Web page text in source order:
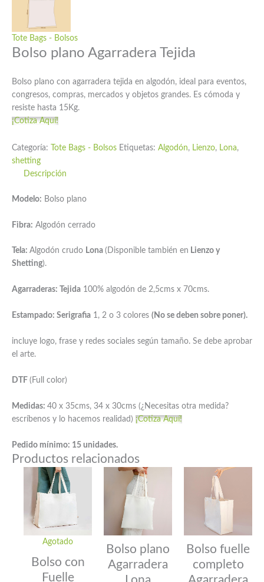
Tote Bags - Bolsos
Bolso plano Agarradera Tejida
Bolso plano con agarradera tejida en algodón, ideal para eventos,
congresos, compras, mercados y objetos grandes. Es cómoda y
resiste hasta 15Kg.
¡Cotiza Aquí!
Categoría: Tote Bags - Bolsos Etiquetas: Algodón, Lienzo, Lona,
shetting
Descripción
Modelo: Bolso plano
Fibra: Algodón cerrado
Tela: Algodón crudo Lona (Disponible también en Lienzo y
Shetting).
Agarraderas: Tejida 100% algodón de 2,5cms x 70cms.
Estampado: Serigrafia 1, 2 o 3 colores (No se deben sobre poner).
incluye logo, frase y redes sociales según tamaño. Se debe aprobar
el arte.
DTF (Full color)
Medidas: 40 x 35cms, 34 x 30cms (¿Necesitas otra medida?
escríbenos y lo hacemos realidad) ¡Cotiza Aquí!
Pedido mínimo: 15 unidades.
Productos relacionados
Agotado
Bolso con
Fuelle
Bolso plano
Agarradera
Bolso fuelle
completo